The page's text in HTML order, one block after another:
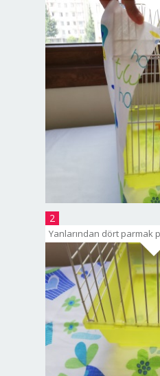
2
Yanlarından dört parmak